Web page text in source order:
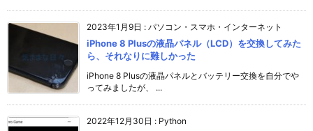
2023年1月9日 : パソコン・スマホ・インターネット
iPhone 8 Plusの液晶パネル（LCD）を交換してみた
ら、それなりに難しかった
iPhone 8 Plusの液晶パネルとバッテリー交換を自分でや
ってみましたが、 ...
2022年12月30日 : Python